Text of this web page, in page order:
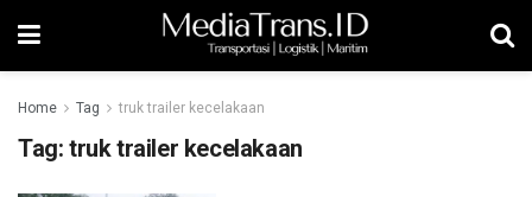
Home Tag truk trailer kecelakaan
Tag: truk trailer kecelakaan